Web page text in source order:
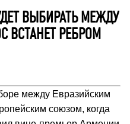
ВЫБИРАТЬ МЕЖДУ
ВСТАНЕТ РЕБРОМ
между Евразийским
союзом, когда